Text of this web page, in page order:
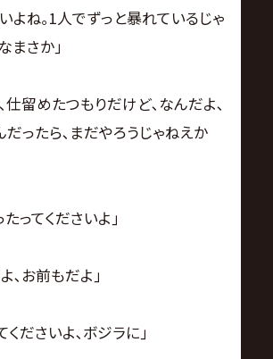
ね｡1人でずっと暴れているじゃ
まさか｣
留めたつもりだけど､なんだよ､
ったら､まだやろうじゃねえか
ってくださいよ｣
､お前もだよ｣
ださいよ､ボジラに｣